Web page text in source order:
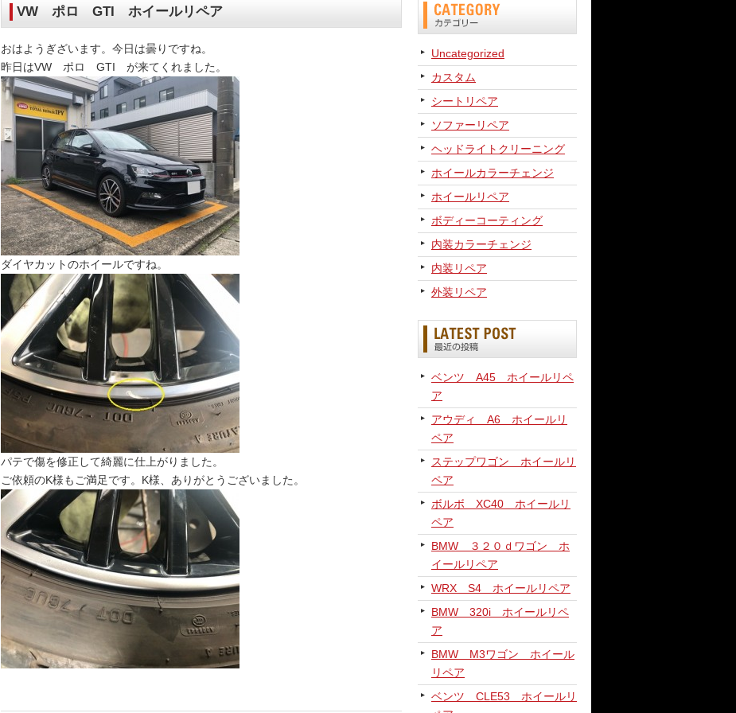
VW ポロ GTI ホイールリペア
おはようぎざいます。今日は曇りですね。
昨日はVW ポロ GTI が来てくれました。
ダイヤカットのホイールですね。
パテで傷を修正して綺麗に仕上がりました。
ご依頼のK様もご満足です。K様、ありがとうございました。
Uncategorized
カスタム
シートリペア
ソファーリペア
ヘッドライトクリーニング
ホイールカラーチェンジ
ホイールリペア
ボディーコーティング
内装カラーチェンジ
内装リペア
外装リペア
ベンツ A45 ホイールリペ
ア
アウディ A6 ホイールリ
ペア
ステップワゴン ホイールリ
ペア
ボルボ XC40 ホイールリ
ペア
BMW ３２０ｄワゴン ホ
イールリペア
WRX S4 ホイールリペア
BMW 320i ホイールリペ
ア
BMW M3ワゴン ホイール
リペア
ベンツ CLE53 ホイールリ